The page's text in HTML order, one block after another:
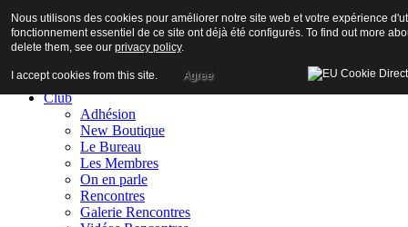
Accueil
Club
Adhésion
New Boutique
Le Bureau
Les Membres
On en parle
Rencontres
Galerie Rencontres
Nous utilisons des cookies pour améliorer notre site web et votre expérience
fonctionnement essentiel de ce site ont déjà été configurés. To find out more
delete them, see our privacy policy.
I accept cookies from this site. Agree